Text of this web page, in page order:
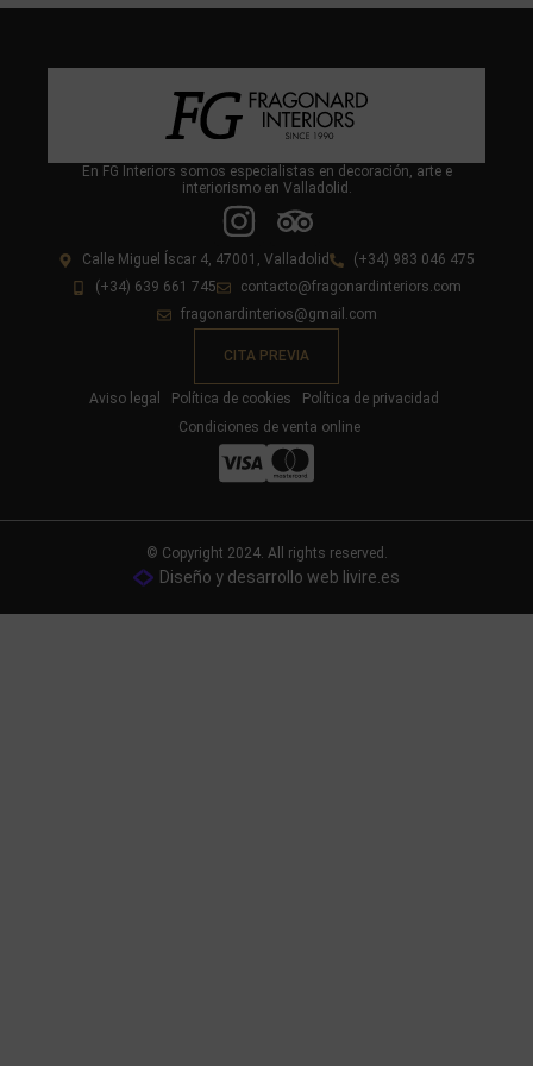
En FG Interiors somos especialistas en decoración, arte e
interiorismo en Valladolid.
Calle Miguel Íscar 4, 47001, Valladolid
(+34) 983 046 475
(+34) 639 661 745
contacto@fragonardinteriors.com
fragonardinterios@gmail.com
CITA PREVIA
Aviso legal Política de cookies
Política de privacidad
Condiciones de venta online
© Copyright 2024. All rights reserved.
Diseño y desarrollo web livire.es